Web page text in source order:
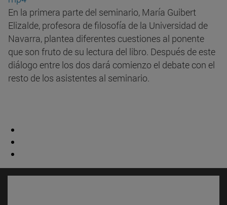
En la primera parte del seminario, María Guibert
Elizalde, profesora de filosofía de la Universidad de
Navarra, plantea diferentes cuestiones al ponente
que son fruto de su lectura del libro. Después de este
diálogo entre los dos dará comienzo el debate con el
resto de los asistentes al seminario.